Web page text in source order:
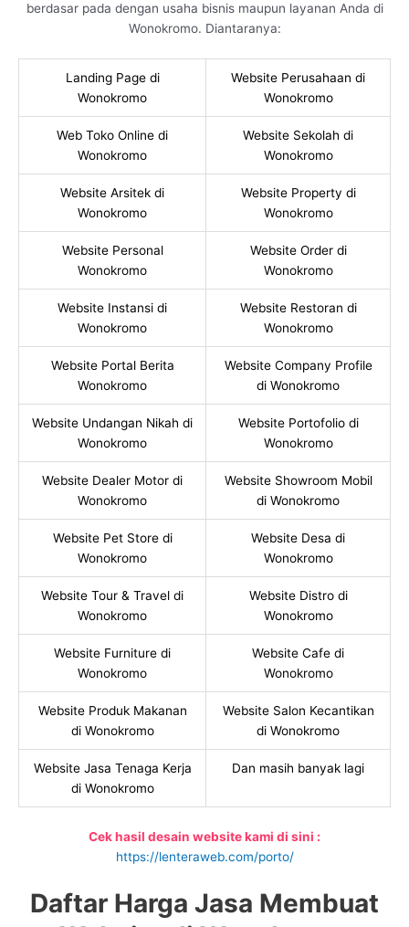
berdasar pada dengan usaha bisnis maupun layanan Anda di
Wonokromo. Diantaranya:
Landing Page di
Wonokromo
Website Perusahaan di
Wonokromo
Web Toko Online di
Wonokromo
Website Sekolah di
Wonokromo
Website Arsitek di
Wonokromo
Website Property di
Wonokromo
Website Personal
Wonokromo
Website Order di
Wonokromo
Website Instansi di
Wonokromo
Website Restoran di
Wonokromo
Website Portal Berita
Wonokromo
Website Company Profile
di Wonokromo
Website Undangan Nikah di
Wonokromo
Website Portofolio di
Wonokromo
Website Dealer Motor di
Wonokromo
Website Showroom Mobil
di Wonokromo
Website Pet Store di
Wonokromo
Website Desa di
Wonokromo
Website Tour & Travel di
Wonokromo
Website Distro di
Wonokromo
Website Furniture di
Wonokromo
Website Cafe di
Wonokromo
Website Produk Makanan
di Wonokromo
Website Salon Kecantikan
di Wonokromo
Website Jasa Tenaga Kerja
di Wonokromo
Dan masih banyak lagi
Cek hasil desain website kami di sini :
https://lenteraweb.com/porto/
Daftar Harga Jasa Membuat